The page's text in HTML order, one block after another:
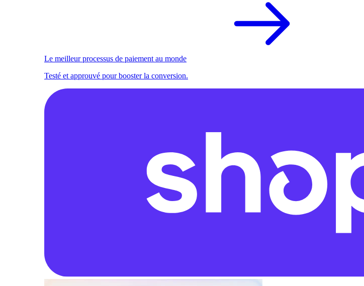
Le meilleur processus de paiement au monde
Testé et approuvé pour booster la conversion.